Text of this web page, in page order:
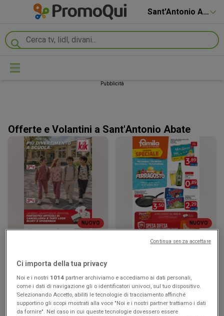
Sant'Antonio Abate
Pubblicità
Offerte e Volantini a Sant'Antonio Abate
NUOVO
Più divertimento a scuola
Abate
NUOVO
Famila Superstore
Sant'Antonio
Abate
Ci importa della tua privacy
Noi e i nostri 1014 partner archiviamo e accediamo ai dati personali,
come i dati di navigazione gli o identificatori univoci, sul tuo dispositivo.
Selezionando Accetto, abiliti le tecnologie di tracciamento affinché
supportino gli scopi mostrati alla voce "Noi e i nostri partner trattiamo i dati
da fornire". Nel caso in cui queste tecnologie dovessero essere
Continua senza accettare